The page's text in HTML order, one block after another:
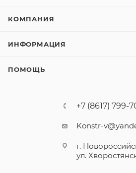
КОМПАНИЯ
ИНФОРМАЦИЯ
ПОМОЩЬ
+7 (8617) 799-
Konstr-
г.
ул.